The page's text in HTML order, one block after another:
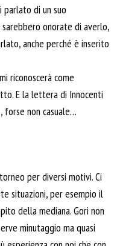
parlato di un suo
onorate di averlo,
anche perché è inserito
riconoscerà come
E la lettera di Innocenti
forse non casuale…
per diversi motivi. Ci
situazioni, per esempio il
della mediana. Gori non
minutaggio ma quasi